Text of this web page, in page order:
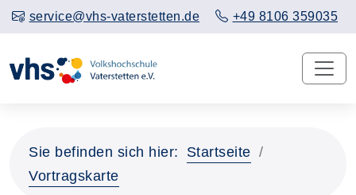
service@vhs-vaterstetten.de +49 8106 359035
Sie befinden sich hier:
Startseite
Vortragskarte